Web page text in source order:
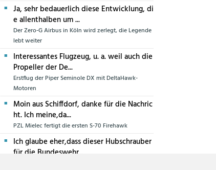
Ja, sehr bedauerlich diese Entwicklung, di
e allenthalben um ...
Der Zero-G Airbus in Köln wird zerlegt, die Legende
lebt weiter
Interessantes Flugzeug, u. a. weil auch die
Propeller der De...
Erstflug der Piper Seminole DX mit DeltaHawk-
Motoren
Moin aus Schiffdorf, danke für die Nachric
ht. Ich meine,da...
PZL Mielec fertigt die ersten S-70 Firehawk
Ich glaube eher,dass dieser Hubschrauber
für die Bundeswehr...